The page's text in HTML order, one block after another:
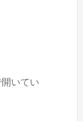
いてい